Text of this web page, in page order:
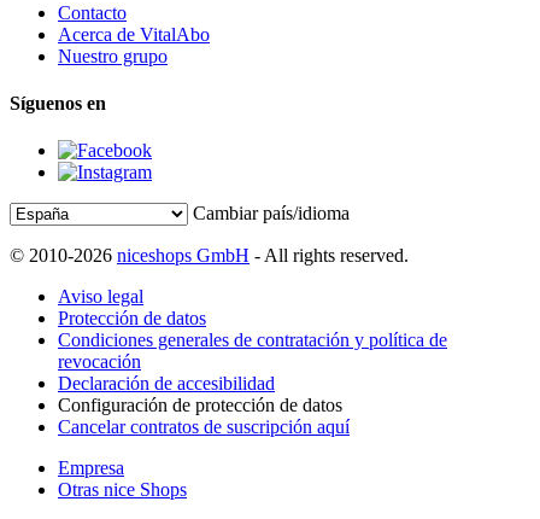
Contacto
Acerca de VitalAbo
Nuestro grupo
Síguenos en
Cambiar país/idioma
© 2010-2026 niceshops GmbH - All rights reserved.
Aviso legal
Protección de datos
Condiciones generales de contratación y política de
revocación
Declaración de accesibilidad
Configuración de protección de datos
Cancelar contratos de suscripción aquí
Empresa
Otras nice Shops